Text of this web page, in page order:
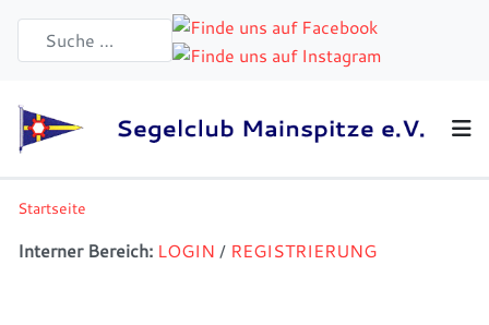
Startseite
Interner Bereich: LOGIN / REGISTRIERUNG